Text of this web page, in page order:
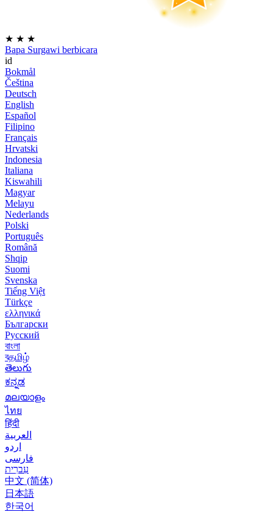
★ ★ ★
Bapa Surgawi berbicara
id
Bokmål
Čeština
Deutsch
English
Español
Filipino
Français
Hrvatski
Indonesia
Italiana
Kiswahili
Magyar
Melayu
Nederlands
Polski
Português
Română
Shqip
Suomi
Svenska
Tiếng Việt
Türkçe
ελληνικά
Български
Русский
বাংলা
বதமிழ்
తెలుగు
ಕನ್ನಡ
മലയാളം
ไทย
हिंदी
العربية
اردو
فارسی
עִברִית
中文 (简体)
日本語
한국어